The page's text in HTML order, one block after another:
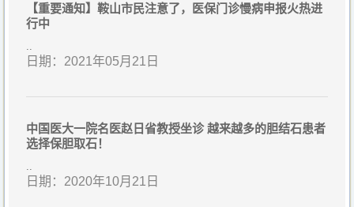
【重要通知】鞍山市民注意了，医保门诊慢病申报火热进
行中
日期：2021年05月21日
中国医大一院名医赵日省教授坐诊 越来越多的胆结石患者
选择保胆取石！
日期：2020年10月21日